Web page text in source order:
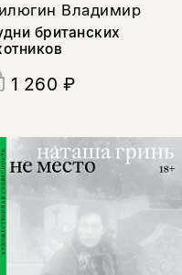
Владимир
британских
1 260 ₽